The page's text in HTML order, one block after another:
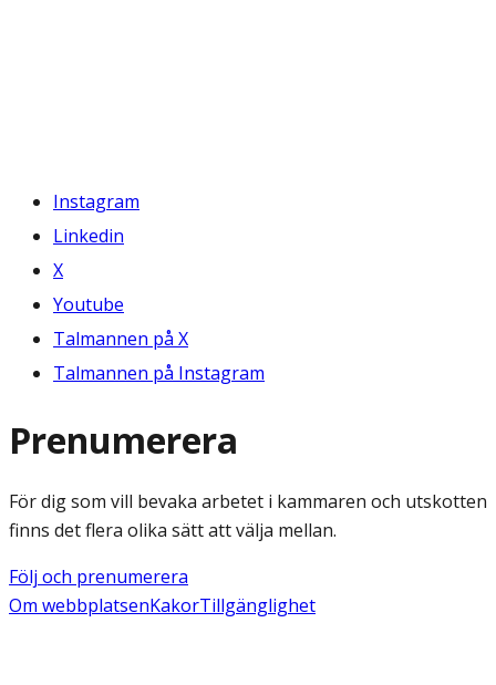
Instagram
Linkedin
X
Youtube
Talmannen på X
Talmannen på Instagram
Prenumerera
För dig som vill bevaka arbetet i kammaren och utskotten
finns det flera olika sätt att välja mellan.
Följ och prenumerera
Om webbplatsenKakorTillgänglighet